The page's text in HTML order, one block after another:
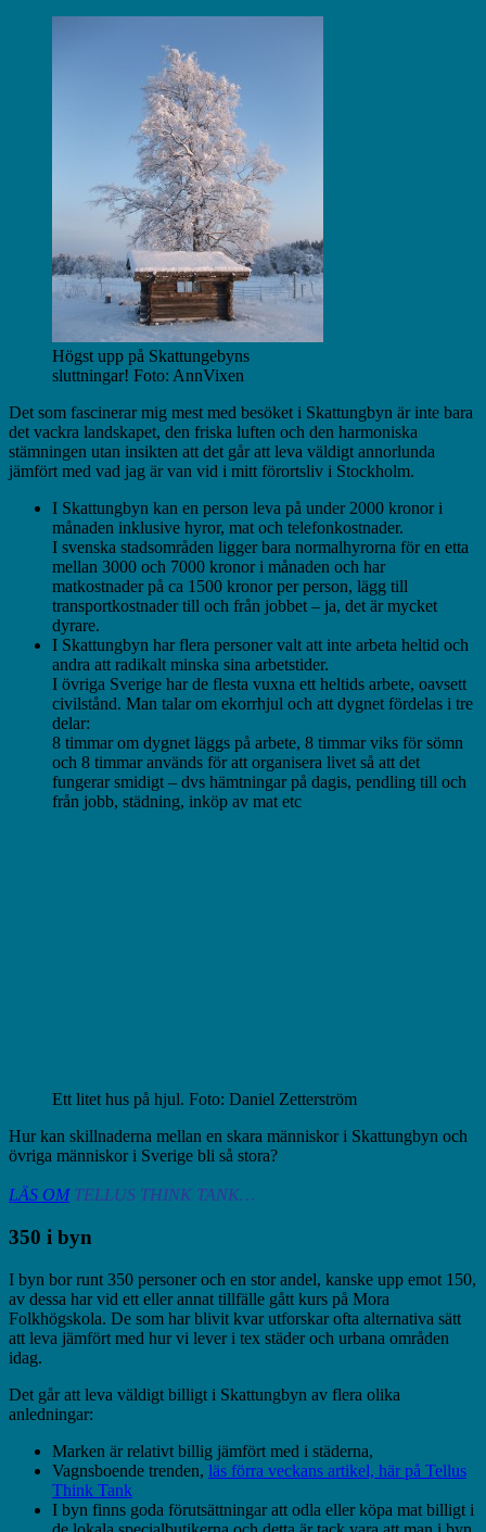
Högst upp på Skattungebyns
sluttningar! Foto: AnnVixen
Det som fascinerar mig mest med besöket i Skattungbyn är inte bara
det vackra landskapet, den friska luften och den harmoniska
stämningen utan insikten att det går att leva väldigt annorlunda
jämfört med vad jag är van vid i mitt förortsliv i Stockholm.
I Skattungbyn kan en person leva på under 2000 kronor i
månaden inklusive hyror, mat och telefonkostnader.
I svenska stadsområden ligger bara normalhyrorna för en etta
mellan 3000 och 7000 kronor i månaden och har
matkostnader på ca 1500 kronor per person, lägg till
transportkostnader till och från jobbet – ja, det är mycket
dyrare.
I Skattungbyn har flera personer valt att inte arbeta heltid och
andra att radikalt minska sina arbetstider.
I övriga Sverige har de flesta vuxna ett heltids arbete, oavsett
civilstånd. Man talar om ekorrhjul och att dygnet fördelas i tre
delar:
8 timmar om dygnet läggs på arbete, 8 timmar viks för sömn
och 8 timmar används för att organisera livet så att det
fungerar smidigt – dvs hämtningar på dagis, pendling till och
från jobb, städning, inköp av mat etc
Ett litet hus på hjul. Foto: Daniel Zetterström
Hur kan skillnaderna mellan en skara människor i Skattungbyn och
övriga människor i Sverige bli så stora?
LÄS OMTELLUS THINK TANK…
350 i byn
I byn bor runt 350 personer och en stor andel, kanske upp emot 150,
av dessa har vid ett eller annat tillfälle gått kurs på Mora
Folkhögskola. De som har blivit kvar utforskar ofta alternativa sätt
att leva jämfört med hur vi lever i tex städer och urbana områden
idag.
Det går att leva väldigt billigt i Skattungbyn av flera olika
anledningar:
Marken är relativt billig jämfört med i städerna,
Vagnsboende trenden, läs förra veckans artikel, här på Tellus
Think Tank
I byn finns goda förutsättningar att odla eller köpa mat billigt i